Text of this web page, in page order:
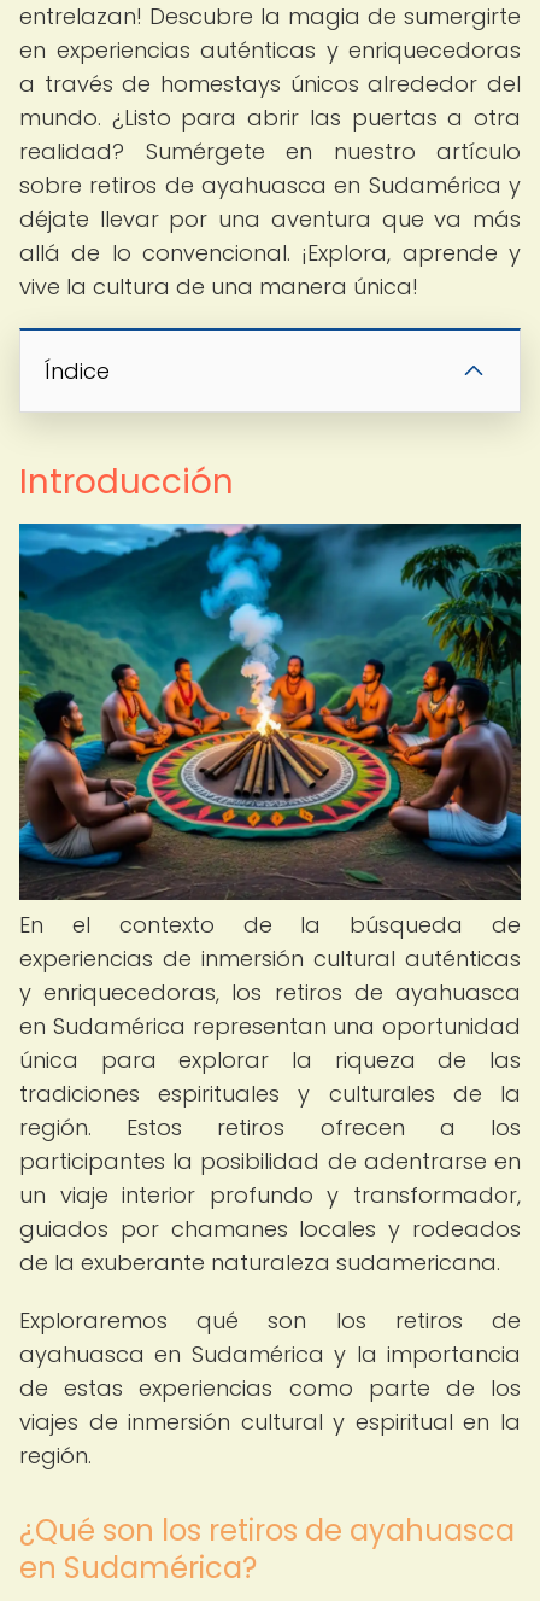
entrelazan! Descubre la magia de sumergirte
en experiencias auténticas y enriquecedoras
a través de homestays únicos alrededor del
mundo. ¿Listo para abrir las puertas a otra
realidad? Sumérgete en nuestro artículo
sobre retiros de ayahuasca en Sudamérica y
déjate llevar por una aventura que va más
allá de lo convencional. ¡Explora, aprende y
vive la cultura de una manera única!
Índice
Introducción
En el contexto de la búsqueda de
experiencias de inmersión cultural auténticas
y enriquecedoras, los retiros de ayahuasca
en Sudamérica representan una oportunidad
única para explorar la riqueza de las
tradiciones espirituales y culturales de la
región. Estos retiros ofrecen a los
participantes la posibilidad de adentrarse en
un viaje interior profundo y transformador,
guiados por chamanes locales y rodeados
de la exuberante naturaleza sudamericana.
Exploraremos qué son los retiros de
ayahuasca en Sudamérica y la importancia
de estas experiencias como parte de los
viajes de inmersión cultural y espiritual en la
región.
¿Qué son los retiros de ayahuasca
en Sudamérica?